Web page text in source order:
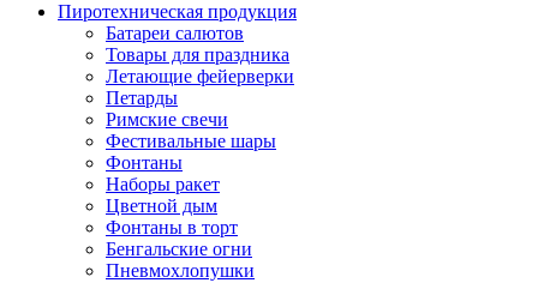
Пиротехническая продукция
Батареи салютов
Товары для праздника
Летающие фейерверки
Петарды
Римские свечи
Фестивальные шары
Фонтаны
Наборы ракет
Цветной дым
Фонтаны в торт
Бенгальские огни
Пневмохлопушки